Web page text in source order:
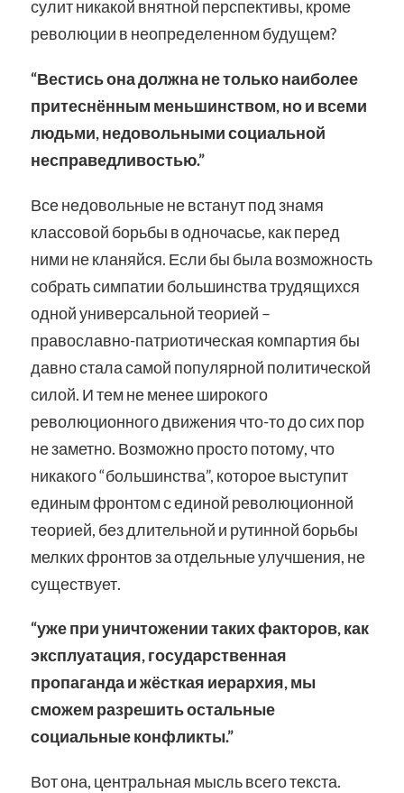
сулит никакой внятной перспективы, кроме
революции в неопределенном будущем?
“Вестись она должна не только наиболее
притеснённым меньшинством, но и всеми
людьми, недовольными социальной
несправедливостью.”
Все недовольные не встанут под знамя
классовой борьбы в одночасье, как перед
ними не кланяйся. Если бы была возможность
собрать симпатии большинства трудящихся
одной универсальной теорией –
православно-патриотическая компартия бы
давно стала самой популярной политической
силой. И тем не менее широкого
революционного движения что-то до сих пор
не заметно. Возможно просто потому, что
никакого “большинства”, которое выступит
единым фронтом с единой революционной
теорией, без длительной и рутинной борьбы
мелких фронтов за отдельные улучшения, не
существует.
“уже при уничтожении таких факторов, как
эксплуатация, государственная
пропаганда и жёсткая иерархия, мы
сможем разрешить остальные
социальные конфликты.”
Вот она, центральная мысль всего текста.